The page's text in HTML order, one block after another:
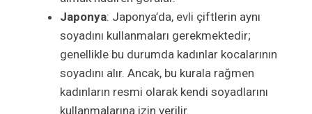
Japonya: Japonya’da, evli çiftlerin aynı
soyadını kullanmaları gerekmektedir;
genellikle bu durumda kadınlar kocalarının
soyadını alır. Ancak, bu kurala rağmen
kadınların resmi olarak kendi soyadlarını
kullanmalarına izin verilir.